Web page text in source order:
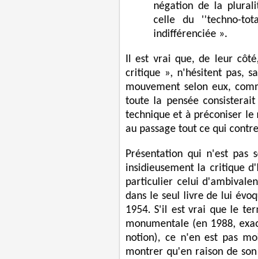
négation de la
celle du ''techno-
indifférenciée ».
Il est vrai que, de leur
critique », n'hésitent pas,
mouvement selon eux,
toute la pensée
technique et à préconiser
au passage tout ce qui
Présentation qui n'est pas
insidieusement la critique
particulier celui
dans le seul livre de lui
1954. S'il est vrai que le
monumentale (en 1988,
notion), ce n'en est pas
montrer qu'en raison de